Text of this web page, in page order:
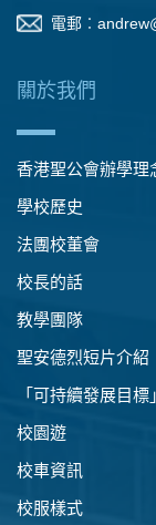
電郵︰
關於我們
香港聖公會辦學理
學校歷史
法團校董會
校長的話
教學團隊
聖安德烈短片介紹
「可持續發展目標
校園遊
校車資訊
校服樣式